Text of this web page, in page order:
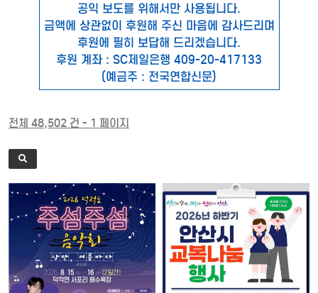
공익 보도를 위해서만 사용됩니다.
금액에 상관없이 후원해 주신 마음에 감사드리며
후원에 필히 보답해 드리겠습니다.
후원 계좌 : SC제일은행 409-20-417133
(예금주 : 전국연합신문)
전체 48,502 건 - 1 페이지